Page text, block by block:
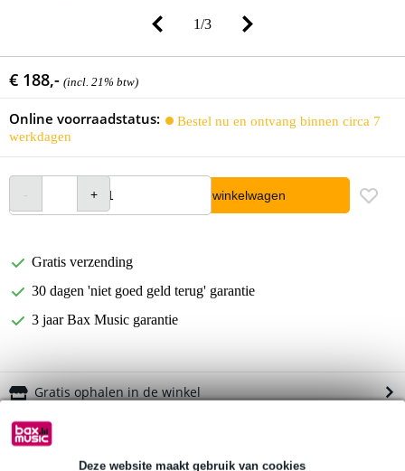
Deze website maakt gebruik van cookies
1/3
€ 188,- (incl. 21% btw)
Online voorraadstatus:
Bestel nu en ontvang binnen circa 7
werkdagen
In winkelwagen
Gratis verzending
30 dagen 'niet goed geld terug' garantie
3 jaar Bax Music garantie
Gratis ophalen in de winkel